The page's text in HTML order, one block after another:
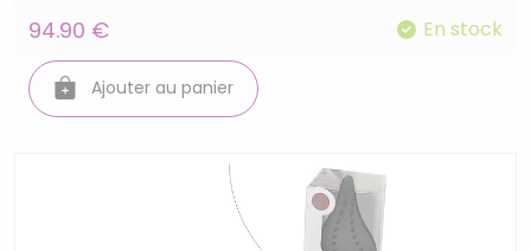
94.90 €
En stock
Ajouter au panier